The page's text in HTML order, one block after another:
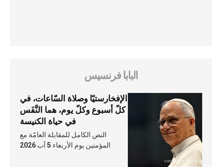
البابا فرنسيس
الإفخارستيّا وصلاة السّاعات، في
كلّ أسبوع وكلّ يوم، هما النَّفَس
في حياة الكنيسة
النص الكامل للمقابلة العامّة مع
المؤمنين يوم الأربعاء 5 آب 2026